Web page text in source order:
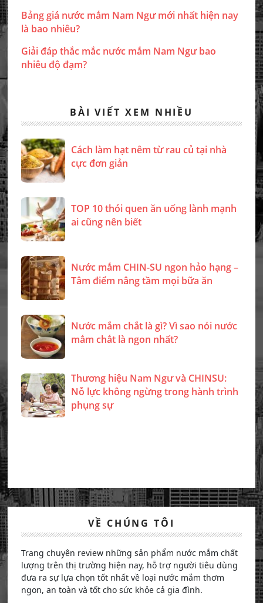
Bảng giá nước mắm Nam Ngư mới nhất hiện nay
là bao nhiêu?
Giải đáp thắc mắc nước mắm Nam Ngư bao
nhiêu độ đạm?
BÀI VIẾT XEM NHIỀU
Cách làm hạt nêm từ rau củ tại nhà
cực đơn giản
TOP 10 thói quen ăn uống lành mạnh
ai cũng nên biết
Nước mắm CHIN-SU ngon hảo hạng –
Tâm điểm nâng tầm mọi bữa ăn
Nước mắm chắt là gì? Vì sao nói nước
mắm chắt là ngon nhất?
Thương hiệu Nam Ngư và CHINSU:
Nỗ lực không ngừng trong hành trình
phụng sự
VỀ CHÚNG TÔI
Trang chuyên review những sản phẩm nước mắm chất
lượng trên thị trường hiện nay, hỗ trợ người tiêu dùng
đưa ra sự lựa chọn tốt nhất về loại nước mắm thơm
ngon, an toàn và tốt cho sức khỏe cả gia đình.